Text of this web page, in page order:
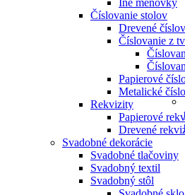
Iné menovky
Číslovanie stolov
Drevené
Číslovanie z
Papierové
Metalické
Rekvizity
Papierové
Drevené
Svadobné dekorácie
Svadobné tlačoviny
Svadobný textil
Svadobný stôl